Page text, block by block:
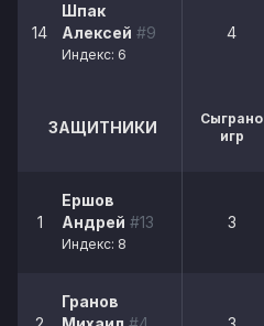
14
Шпак
Алексей #9
Индекс: 6
4
ЗАЩИТНИКИ
Сыграно
игр
1
Ершов
Андрей #13
Индекс: 8
3
Гранов